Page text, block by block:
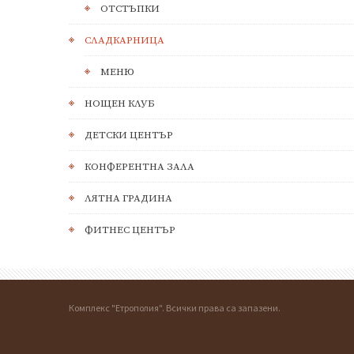
ОТСТЪПКИ
СЛАДКАРНИЦА
МЕНЮ
НОЩЕН КЛУБ
ДЕТСКИ ЦЕНТЪР
КОНФЕРЕНТНА ЗАЛА
ЛЯТНА ГРАДИНА
ФИТНЕС ЦЕНТЪР
Комплекс "Етрополия". Всички права са запазени.